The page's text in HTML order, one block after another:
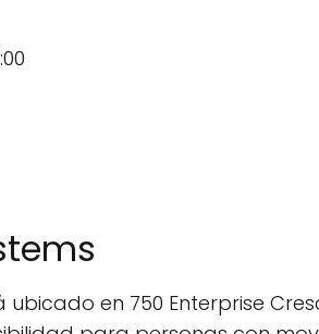
ubicado en 750 Enterprise